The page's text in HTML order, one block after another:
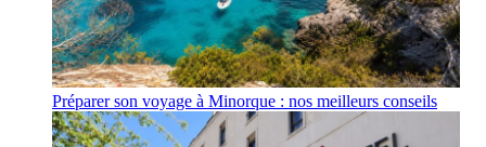
Préparer son voyage à Minorque : nos meilleurs conseils